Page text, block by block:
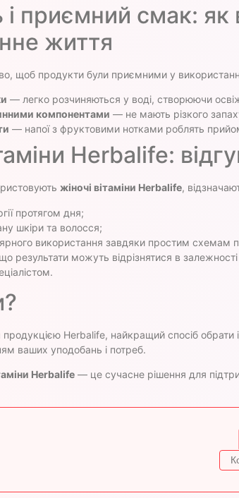
і приємний смак: як
життя
щоб продукти були приємними у
— легко розчиняються у воді, створюючи
компонентами — не мають різкого
— напої з фруктовими нотками роблять
Herbalife:
жіночі вітаміни Herbalife,
протягом дня;
шкіри та волосся;
використання завдяки простим схемам
результати можуть відрізнятися в
продукцією Herbalife, найкращий спосіб
ваших уподобань і потреб.
Herbalife — це сучасне рішення для